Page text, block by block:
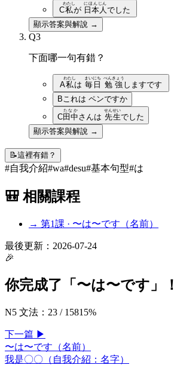
C私
わたし
が 日本人
にほんじん
でした
顯示答案與解說 →
Q3
下面哪一句有錯？
A私
わたし
は 毎日
まいにち
勉強
べんきょう
しますです
Bこれは ペンですか
C田中
たなか
さんは 先生
せんせい
でした
顯示答案與解說 →
📝這裡有錯？
#自我介紹#wa#desu#基本句型#は
🎒 相關課程
→ 第1課 · 〜は〜です（名前）
最後更新： 2026-07-24
🎉
你完成了「 〜は〜です 」！
N5 文法 ： 23 / 15815%
下一篇 ▶
〜は〜です（名前）
我是〇〇（自我介紹：名字）